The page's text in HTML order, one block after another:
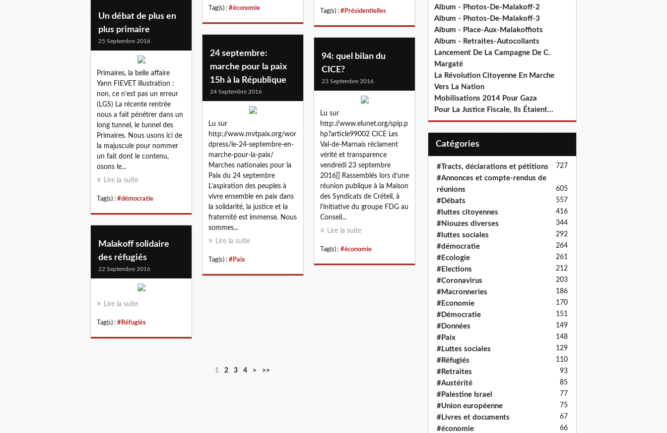
Tag(s) : #économie Tag(s) : #Présidentielles
Un débat de plus en
plus primaire
25 Septembre 2016
Primaires, la belle affaire
Yann FIEVET illustration :
non, ce n’est pas un erreur
(LGS) La récente rentrée
nous a fait pénétrer dans un
long tunnel, le tunnel des
Primaires. Nous usons ici de
la majuscule pour nommer
un fait dont le contenu,
osons le...
Lire la suite
Tag(s) : #démocratie
24 septembre:
marche pour la paix
15h à la République
24 Septembre 2016
Lu sur
http://www.mvtpaix.org/wor
dpress/le-24-septembre-en-
marche-pour-la-paix/
Marches nationales pour la
Paix du 24 septembre
L’aspiration des peuples à
vivre ensemble en paix dans
la solidarité, la justice et la
fraternité est immense. Nous
sommes...
Lire la suite
Tag(s) : #Paix
94: quel bilan du
CICE?
23 Septembre 2016
Lu sur
http://www.elunet.org/spip.p
hp?article99002 CICE Les
Val-de-Marnais réclament
vérité et transparence
vendredi 23 septembre
2016[] Rassemblés lors d’une
réunion publique à la Maison
des Syndicats de Créteil, à
l’initiative du groupe FDG au
Conseil...
Lire la suite
Tag(s) : #économie
Malakoff solidaire
des réfugiés
22 Septembre 2016
Lire la suite
Tag(s) : #Réfugiés
1 2 3 4 > >>
Album - Photos-De-Malakoff-2
Album - Photos-De-Malakoff-3
Album - Place-Aux-Malakoffiots
Album - Retraites-Autocollants
Lancement De La Campagne De C.
Margaté
La Révolution Citoyenne En Marche
Vers La Nation
Mobilisations 2014 Pour Gaza
Pour La Justice Fiscale, Ils Étaient...
Catégories
#Tracts, déclarations et pétitions 727
#Annonces et compte-rendus de
réunions
605
#Débats 557
#luttes citoyennes 416
#Niouzes diverses 344
#luttes sociales 292
#démocratie 264
#Ecologie 261
#Elections 212
#Coronavirus 203
#Macronneries 186
#Economie 170
#Démocratie 151
#Données 149
#Paix 148
#Luttes sociales 129
#Réfugiés 110
#Retraites 93
#Austérité 85
#Palestine Israel 77
#Union européenne 75
#Livres et documents 67
#économie 66